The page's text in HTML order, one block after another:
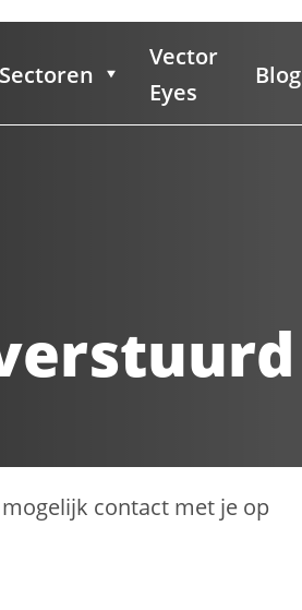
Sectoren
Vector
Eyes
Blog
contact met je op